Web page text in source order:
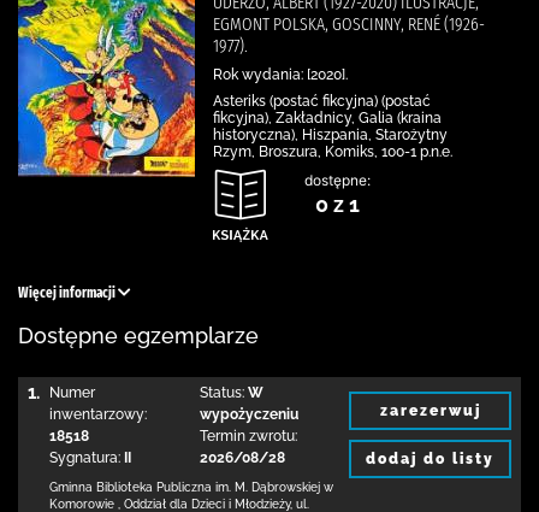
EGMONT POLSKA, GOSCINNY, RENÉ (1926-
1977).
Rok wydania: [2020].
Asteriks (postać fikcyjna) (postać
fikcyjna), Zakładnicy, Galia (kraina
historyczna), Hiszpania, Starożytny
Rzym, Broszura, Komiks, 100-1 p.n.e.
dostępne:
0 z 1
Więcej informacji
Dostępne egzemplarze
1.
Numer
inwentarzowy:
18518
Sygnatura:
Status: W
wypożyczeniu
Termin zwrotu:
2026/08/28
Gminna Biblioteka Publiczna im. M. Dąbrowskiej w
Komorowie
Oddział dla Dzieci i Młodzieży, ul.
zarezerwuj
dodaj do listy